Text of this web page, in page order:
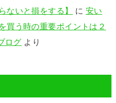
ないと損をする】
に 安い
買う時の重要ポイントは２
ログ より